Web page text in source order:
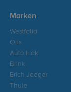
Marken
Westfalia
Oris
Auto Hak
Brink
Erich Jaeger
Thule